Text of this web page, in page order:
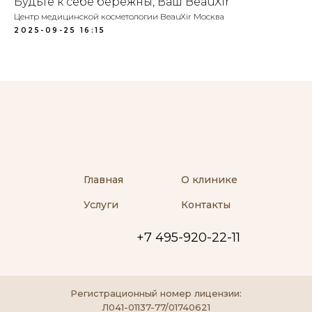
Центр медицинской косметологии BeauXir Москва
2025-09-25 16:15
Главная
Услуги
О клинике
Контакты
+7 495-920-22-11
Регистрационный номер лицензии:
Л041-01137-77/01740621